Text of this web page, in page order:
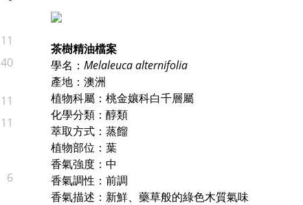
11
40
11
11
6
茶樹精油檔案
學名： Melaleuca alternifolia
產地：澳洲
植物科屬：桃金孃科白千層屬
化學分類：醇類
萃取方式：蒸餾
植物部位：葉
香氣強度：中
香氣調性：前調
香氣描述：新鮮、藥草般的綠色木質氣味